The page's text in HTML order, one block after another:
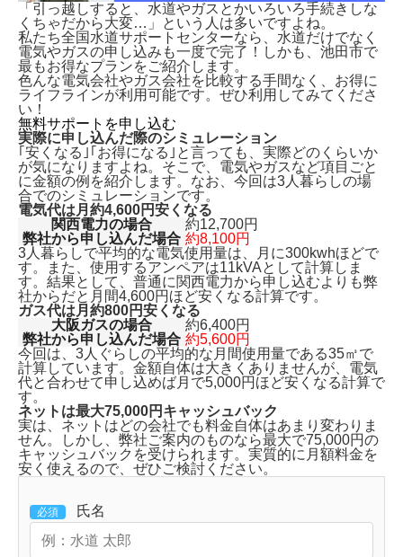
「引っ越しすると、水道やガスとかいろいろ手続きしな
くちゃだから大変…」という人は多いですよね。
私たち全国水道サポートセンターなら、水道だけでなく
電気やガスの申し込みも一度で完了！しかも、 池田市で
最もお得なプランをご紹介します。
色んな電気会社やガス会社を比較する手間なく、お得に
ライフラインが利用可能です。ぜひ利用してみてくださ
い！
無料サポートを申し込む
実際に申し込んだ際のシミュレーション
｢安くなる｣｢お得になる｣と言っても、実際どのくらいか
が気になりますよね。そこで、電気やガスなど項目ごと
に金額の例を紹介します。なお、今回は3人暮らしの場
合でのシミュレーションです。
電気代は月約4,600円安くなる
関西電力の場合
約12,700円
弊社から申し込んだ場合 約8,100円
3人暮らしで平均的な電気使用量は、月に300kwhほどで
す。また、使用するアンペアは11kVAとして計算しま
す。結果として、普通に関西電力から申し込むよりも弊
社からだと月間4,600円ほど安くなる計算です。
ガス代は月約800円安くなる
大阪ガスの場合
約6,400円
弊社から申し込んだ場合 約5,600円
今回は、3人ぐらしの平均的な月間使用量である35㎥で
計算しています。金額自体は大きくありませんが、 電気
代と合わせて申し込めば月で5,000円ほど安くなる計算で
す。
ネットは最大75,000円キャッシュバック
実は、ネットはどの会社でも料金自体はあまり変わりま
せん。しかし、弊社ご案内のものなら最大で75,000円の
キャッシュバックを受けられます。 実質的に月額料金を
安く使えるので、ぜひご検討ください。
必須 氏名